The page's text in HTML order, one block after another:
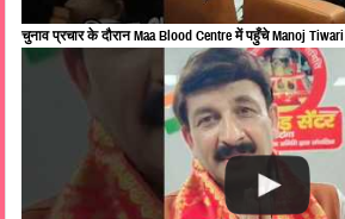
चुनाव प्रचार के दौरान Maa Blood Centre में पहुँचे Manoj Tiwari